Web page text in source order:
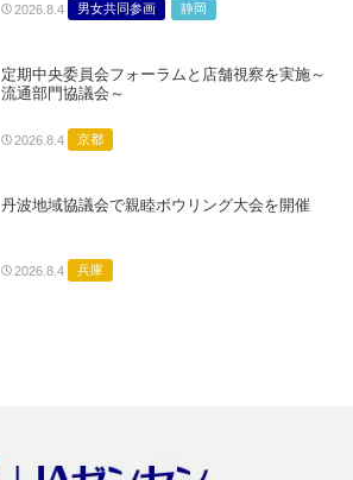
2026.8.4 男女共同参画 静岡
定期中央委員会フォーラムと店舗視察を実施～
流通部門協議会～
2026.8.4 京都
丹波地域協議会で親睦ボウリング大会を開催
2026.8.4 兵庫